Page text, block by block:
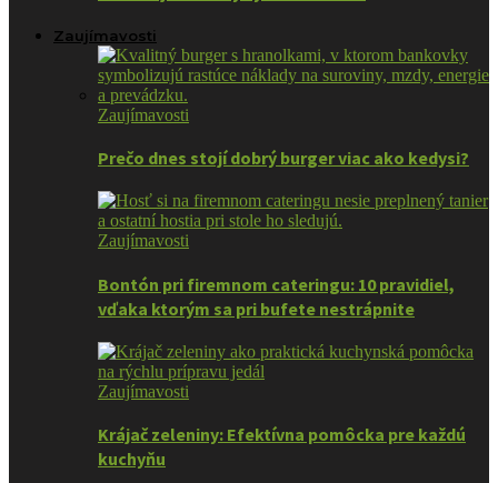
Zaujímavosti
Zaujímavosti
Prečo dnes stojí dobrý burger viac ako kedysi?
Zaujímavosti
Bontón pri firemnom cateringu: 10 pravidiel,
vďaka ktorým sa pri bufete nestrápnite
Zaujímavosti
Krájač zeleniny: Efektívna pomôcka pre každú
kuchyňu